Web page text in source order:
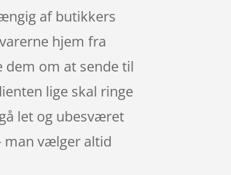
af butikkers
hjem fra
om at sende til
lige skal ringe
let og ubesværet
man vælger altid